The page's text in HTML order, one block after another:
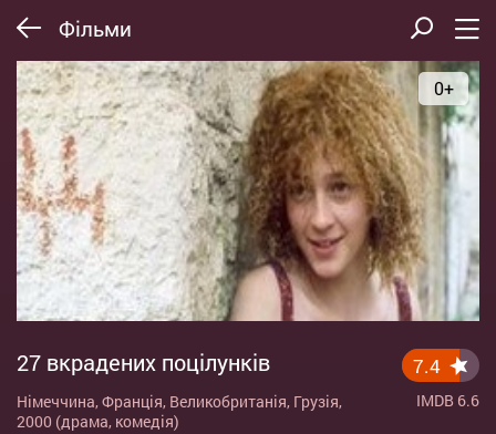
Фільми
0+
27 вкрадених поцілунків
Німеччина, Франція, Великобританія, Грузія,
2000 (драма, комедія)
7.4
IMDB 6.6